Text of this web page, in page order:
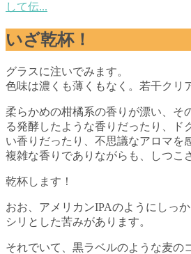
して伝...
いざ乾杯！
グラスに注いでみます。
色味は濃くも薄くもなく。若干クリ
柔らかめの柑橘系の香りが漂い、そ
る発酵したような香りだったり、ド
い香りだったり、不思議なアロマを
複雑な香りでありながらも、しつこ
乾杯します！
おお、アメリカンIPAのようにしっ
シリとした苦みがあります。
それでいて、黒ラベルのような麦の